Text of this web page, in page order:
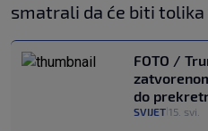
smatrali da će biti tolika
FOTO /
do
SVIJET 15. svi.